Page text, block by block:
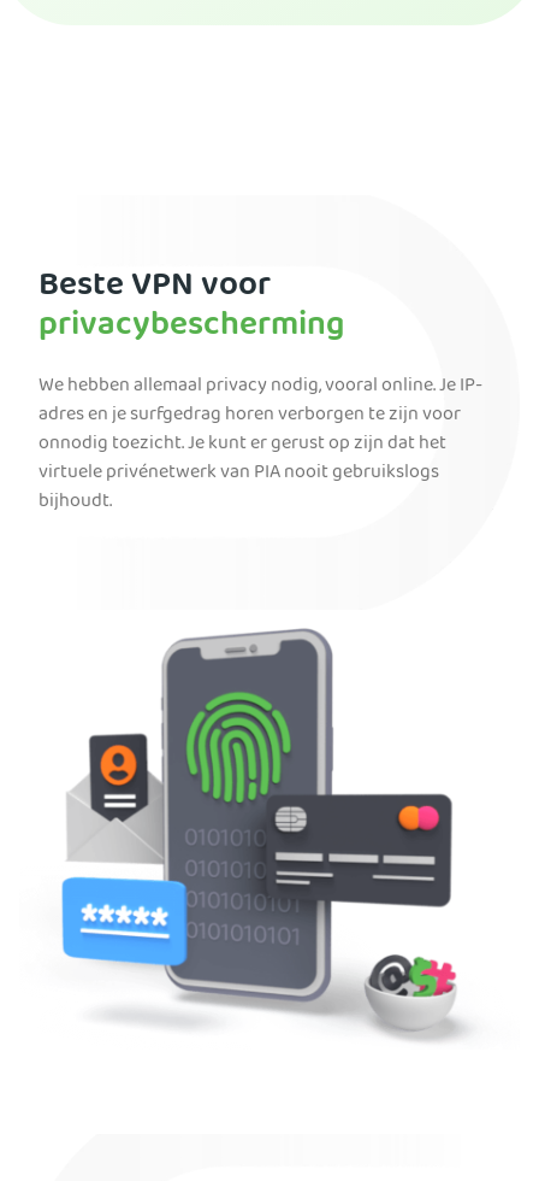
Beste VPN voor
privacybescherming
We hebben allemaal privacy nodig, vooral online. Je IP-
adres en je surfgedrag horen verborgen te zijn voor
onnodig toezicht. Je kunt er gerust op zijn dat het
virtuele privénetwerk van PIA nooit gebruikslogs
bijhoudt.